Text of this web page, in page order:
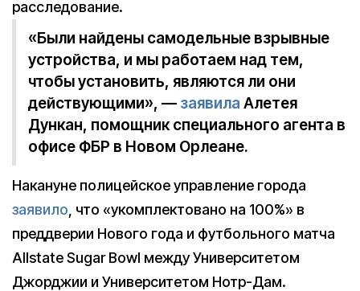
расследование.
«Были найдены самодельные взрывные
устройства, и мы работаем над тем,
чтобы установить, являются ли они
действующими», — заявила Алетея
Дункан, помощник специального агента в
офисе ФБР в Новом Орлеане.
Накануне полицейское управление города
заявило , что «укомплектовано на 100%» в
преддверии Нового года и футбольного матча
Allstate Sugar Bowl между Университетом
Джорджии и Университетом Нотр-Дам.